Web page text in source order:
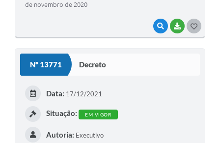
VISUALIZAR
BAIXAR
de novembro de 2020
Nº 13771 Decreto
Data: 17/12/2021
Situação: EM VIGOR
Autoria: Executivo